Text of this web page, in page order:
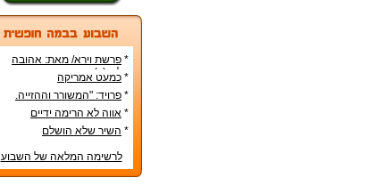
* פרשת וירא/ מאת: אהובה
קליין (c)
* כמעט אמריקה
* פרויד: "המשורר וההזייה.
מעשה היצירה בראי
הפסיכואנליזה".
* אווה לא הרימה ידיים
* השיר שלא הושלם
לרשימה המלאה של השבוע